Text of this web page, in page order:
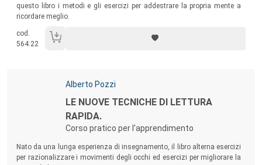
questo libro i metodi e gli esercizi per addestrare la propria mente a
ricordare meglio.
cod.
564.22
Autori:
Alberto Pozzi
Titolo:
LE NUOVE TECNICHE DI LETTURA
RAPIDA.
Corso pratico per l'apprendimento
Sommario:
Nato da una lunga esperienza di insegnamento, il libro alterna esercizi
per razionalizzare i movimenti degli occhi ed esercizi per migliorare la